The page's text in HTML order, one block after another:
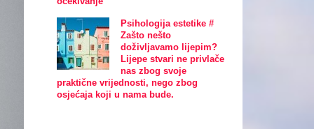
Psihologija estetike #
Zašto nešto
doživljavamo lijepim?
Lijepe stvari ne privlače
nas zbog svoje
praktične vrijednosti, nego zbog
osjećaja koji u nama bude.